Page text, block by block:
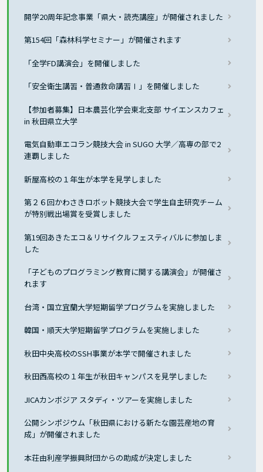
開学20周年記念事業「県大・読売講座」が開催されました
第154回「森林科学セミナー」が開催されます
「全学FD講演会」を開催しました
「安全衛生講習・普通救命講習Ⅰ」を開催しました
【参加者募集】日本農芸化学会東北支部 サイエンスカフェ
in 秋田県立大学
電気自動車エコラン競技大会 in SUGO 大学／高専の部で2
連覇しました
新屋高校の１年生が本学を見学しました
第２６回かわさきロボット競技大会で学生自主研究チーム
が特別戦出場賞を受賞しました
第19回あきたエコ＆リサイクルフェスティバルに参加しま
した
「子どものプログラミング教育に関する講演会」が開催さ
れます
台湾・国立宜蘭大学短期留学プログラムを実施しました
韓国・順天大学短期留学プログラムを実施しました
秋田中央高校のSSH事業が本学で開催されました
秋田西高校の１年生が秋田キャンパスを見学しました
JICAカンボジア スタディ・ツアーを実施しました
公開シンポジウム「秋田県における新たな園芸産地の育
成」が開催されました
本荘由利産学振興財団からの助成が決定しました